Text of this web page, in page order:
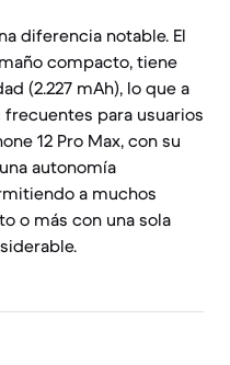
diferencia notable. El
compacto, tiene
(2.227 mAh), lo que a
para usuarios
12 Pro Max, con su
autonomía
a muchos
o más con una sola